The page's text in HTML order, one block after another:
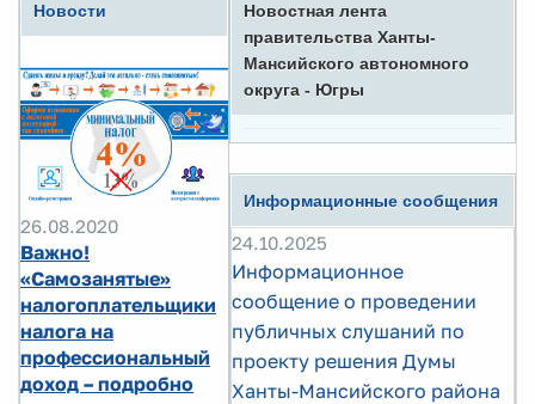
Новости
26.08.2020
Важно!
«Самозанятые»
налогоплательщики
налога на
профессиональный
доход – подробно
Новостная лента
правительства Ханты-
Мансийского автономного
округа - Югры
Информационные сообщения
24.10.2025
Информационное
сообщение о проведении
публичных слушаний по
проекту решения Думы
Ханты-Мансийского района